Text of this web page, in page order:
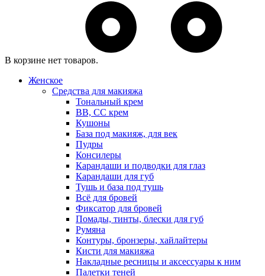
В корзине нет товаров.
Женское
Средства для макияжа
Тональный крем
BB, CC крем
Кушоны
База под макияж, для век
Пудры
Консилеры
Карандаши и подводки для глаз
Карандаши для губ
Тушь и база под тушь
Всё для бровей
Фиксатор для бровей
Помады, тинты, блески для губ
Румяна
Контуры, бронзеры, хайлайтеры
Кисти для макияжа
Накладные ресницы и аксессуары к ним
Палетки теней